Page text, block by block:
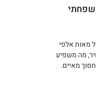
מאות אלפי
מה משפיע
מאיים.